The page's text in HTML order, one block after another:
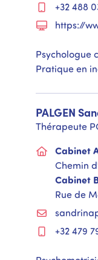
+32 488
https://
Psychologue
Pratique en
PALGEN
Thérapeute
Cabinet
Chemin
Cabinet
Rue de
+32 479